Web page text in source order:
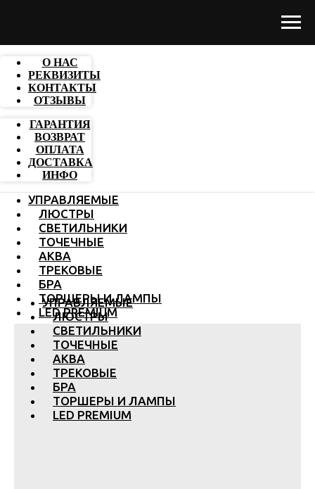
О НАС
РЕКВИЗИТЫ
КОНТАКТЫ
ОТЗЫВЫ
ГАРАНТИЯ
ВОЗВРАТ
ОПЛАТА
ДОСТАВКА
ИНФО
УПРАВЛЯЕМЫЕ
ЛЮСТРЫ
СВЕТИЛЬНИКИ
ТОЧЕЧНЫЕ
АКВА
ТРЕКОВЫЕ
БРА
ТОРШЕРЫ И ЛАМПЫ
LED PREMIUM
УПРАВЛЯЕМЫЕ
ЛЮСТРЫ
СВЕТИЛЬНИКИ
ТОЧЕЧНЫЕ
АКВА
ТРЕКОВЫЕ
БРА
ТОРШЕРЫ И ЛАМПЫ
LED PREMIUM